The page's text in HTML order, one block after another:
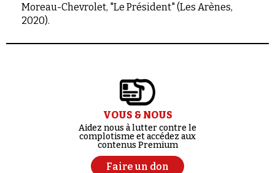
Moreau-Chevrolet, "Le Président" (Les Arènes,
2020).
VOUS & NOUS
Aidez nous à lutter contre le
complotisme et accédez aux
contenus Premium
Faire un don